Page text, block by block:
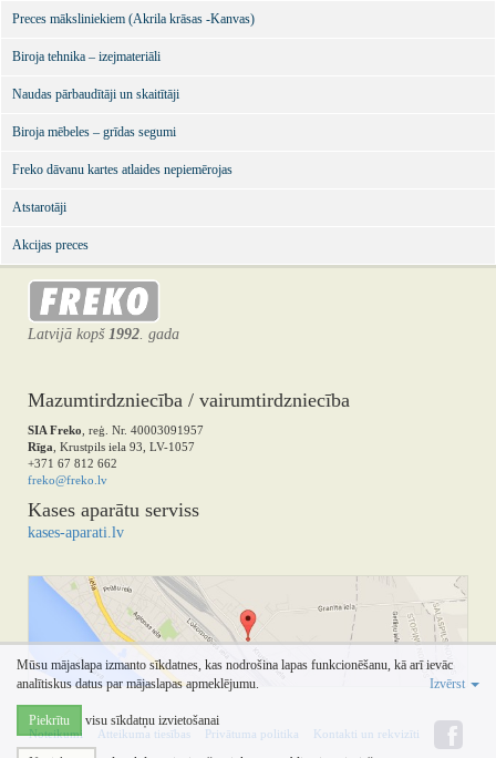
Mūsu mājaslapa izmanto sīkdatnes, kas nodrošina lapas funkcionēšanu, kā arī ievāc
analītiskus datus par mājaslapas apmeklējumu.
Izvērst
Piekrītu visu sīkdatņu izvietošanai
Preces māksliniekiem (Akrila krāsas -Kanvas)
Biroja tehnika – izejmateriāli
Naudas pārbaudītāji un skaitītāji
Biroja mēbeles – grīdas segumi
Freko dāvanu kartes atlaides nepiemērojas
Atstarotāji
Akcijas preces
Latvijā kopš 1992. gada
Mazumtirdzniecība / vairumtirdzniecība
SIA Freko , reģ. Nr. 40003091957
Rīga , Krustpils iela 93, LV-1057
+371 67 812 662
freko@freko.lv
Kases aparātu serviss
kases-aparati.lv
Noteikumi Atteikuma tiesības Privātuma politika Kontakti un rekvizīti